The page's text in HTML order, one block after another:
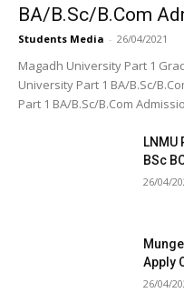
BA/B.Sc/B.Com
Students Media - 26/04/2021
Magadh University Part 1
University Part 1 BA/B.Sc/
Part 1 BA/B.Sc/B.Com
BSc
26/04/
Apply
26/04/